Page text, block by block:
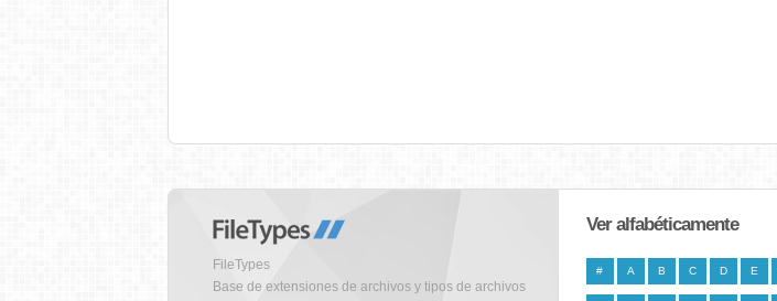
FileTypes
Base de extensiones de archivos y tipos de archivos
Ver alfabéticamente
# A B C D E